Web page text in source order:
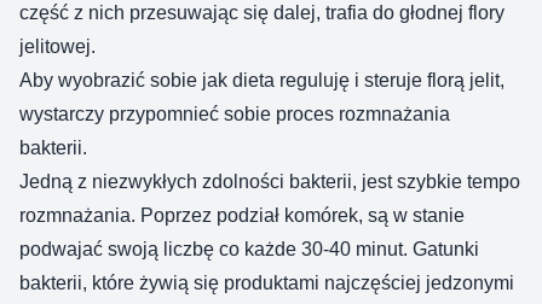
część z nich przesuwając się dalej, trafia do głodnej flory
jelitowej.
Aby wyobrazić sobie jak dieta reguluję i steruje florą jelit,
wystarczy przypomnieć sobie proces rozmnażania
bakterii.
Jedną z niezwykłych zdolności bakterii, jest szybkie tempo
rozmnażania. Poprzez podział komórek, są w stanie
podwajać swoją liczbę co każde 30-40 minut. Gatunki
bakterii, które żywią się produktami najczęściej jedzonymi